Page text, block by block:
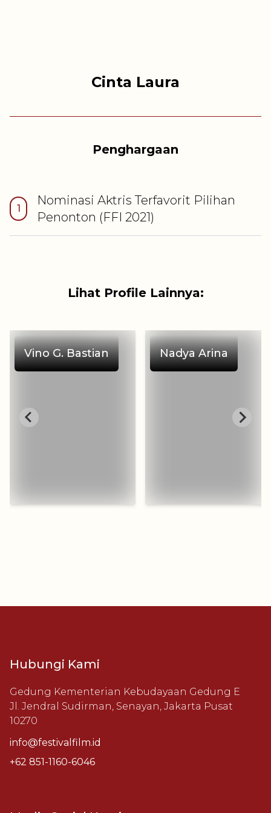
Cinta Laura
Penghargaan
1
Nominasi Aktris Terfavorit Pilihan
Penonton (FFI2021)
Lihat Profile Lainnya:
Vino G. Bastian Nadya Arina
Hubungi Kami
Gedung Kementerian Kebudayaan Gedung E
Jl. Jendral Sudirman, Senayan, Jakarta Pusat
10270
info@festivalfilm.id
+62 851-1160-6046